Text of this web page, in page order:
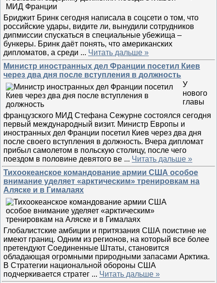
Бриджит Бринк сегодня написала в соцсети о том, что
российские удары, видите ли, вынудили сотрудников
дипмиссии спускаться в специальные убежища –
бункеры. Бринк даёт понять, что американских
дипломатов, а среди ... Читать дальше »
Министр иностранных дел Франции посетил Киев
через два дня после вступления в должность
У
нового
главы
французского МИД Стефана Сежурне состоялся сегодня
первый международный визит. Министр Европы и
иностранных дел Франции посетил Киев через два дня
после своего вступления в должность. Вчера дипломат
прибыл самолетом в польскую столицу, после чего
поездом в половине девятого ве ... Читать дальше »
Тихоокеанское командование армии США особое
внимание уделяет «арктическим» тренировкам на
Аляске и в Гималаях
Глобалистские амбиции и притязания США поистине не
имеют границ. Одним из регионов, на который все более
претендуют Соединенные Штаты, становится
обладающая огромными природными запасами Арктика.
В Стратегии национальной обороны США
подчеркивается стратег ... Читать дальше »